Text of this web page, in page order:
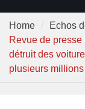
Home
Echos
Revue de
détruit des
plusieurs millions